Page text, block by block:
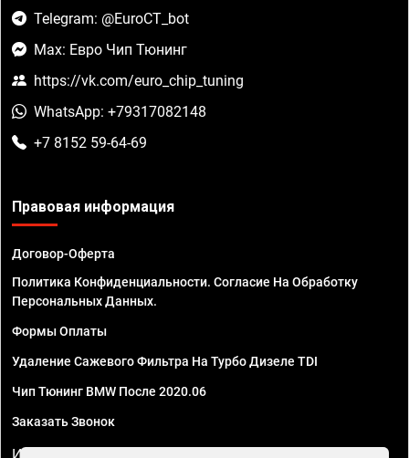
Telegram: @EuroCT_bot
Max: Евро Чип Тюнинг
https://vk.com/euro_chip_tuning
WhatsApp: +79317082148
+7 8152 59-64-69
Правовая информация
Договор-Оферта
Политика Конфиденциальности. Согласие На Обработку
Персональных Данных.
Формы Оплаты
Удаление Сажевого Фильтра На Турбо Дизеле TDI
Чип Тюнинг BMW После 2020.06
Заказать Звонок